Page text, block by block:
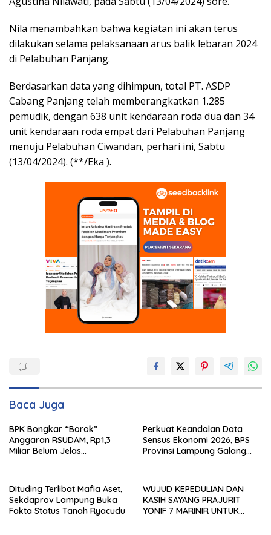
Nila menambahkan bahwa kegiatan ini akan terus
dilakukan selama pelaksanaan arus balik lebaran 2024
di Pelabuhan Panjang.
Berdasarkan data yang dihimpun, total PT. ASDP
Cabang Panjang telah memberangkatkan 1.285
pemudik, dengan 638 unit kendaraan roda dua dan 34
unit kendaraan roda empat dari Pelabuhan Panjang
menuju Pelabuhan Ciwandan, perhari ini, Sabtu
(13/04/2024). (**/Eka ).
Baca Juga
BPK Bongkar “Borok”
Anggaran RSUDAM, Rp1,3
Miliar Belum Jelas
Perkuat Keandalan Data
Sensus Ekonomi 2026, BPS
Provinsi Lampung Galang
Dituding Terlibat Mafia Aset,
Sekdaprov Lampung Buka
Fakta Status Tanah Ryacudu
WUJUD KEPEDULIAN DAN
KASIH SAYANG PRAJURIT
YONIF 7 MARINIR UNTUK